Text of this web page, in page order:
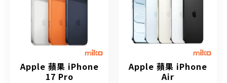
Apple 蘋果 iPhone
17 Pro
Apple 蘋果 iPhone
Air